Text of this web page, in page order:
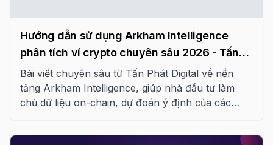
Hướng dẫn sử dụng Arkham Intelligence
phân tích ví crypto chuyên sâu 2026 - Tấn
Phát Digital
Bài viết chuyên sâu từ Tấn Phát Digital về nền
tảng Arkham Intelligence, giúp nhà đầu tư làm
chủ dữ liệu on-chain, dự đoán ý định của các